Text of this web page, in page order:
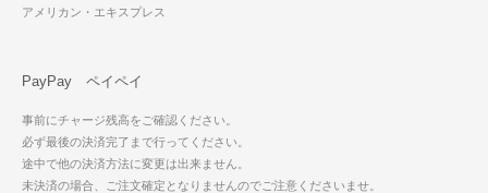
アメリカン・エキスプレス
PayPay ペイペイ
事前にチャージ残高をご確認ください。
必ず最後の決済完了まで行ってください。
途中で他の決済方法に変更は出来ません。
未決済の場合、ご注文確定となりませんのでご注意くださいませ。